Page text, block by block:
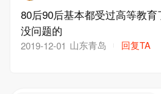
80后90后基本都受过高等教
没问题的
2019-12-01 山东青岛 回复TA